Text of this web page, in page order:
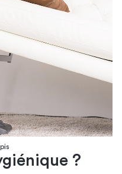
?